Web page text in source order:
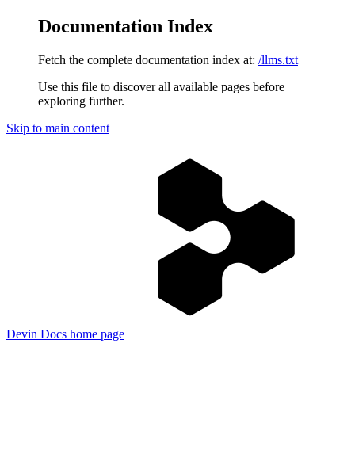
Documentation Index
Fetch the complete documentation index at: /llms.txt
Use this file to discover all available pages before
exploring further.
Skip to main content
Devin Docs home page